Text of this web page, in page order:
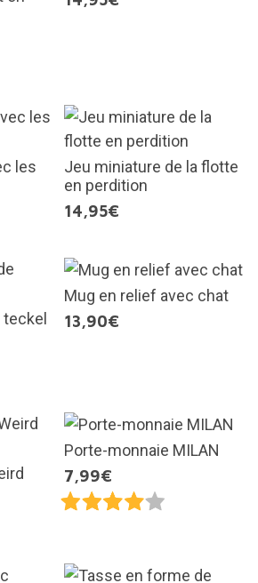
les
Jeu miniature de la flotte
en perdition
14,95€
teckel
Mug en relief avec chat
13,90€
Porte-monnaie MILAN
7,99€